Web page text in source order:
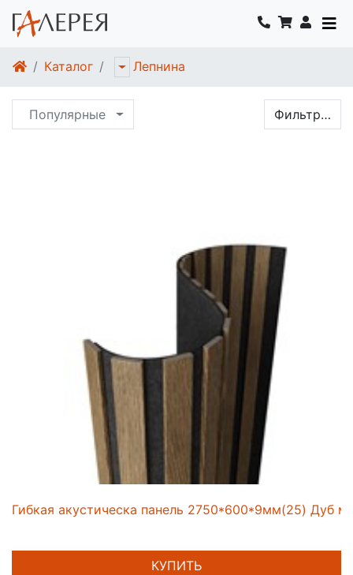
Каталог Лепнина
Популярные Фильтр…
Гибкая акустическа панель 2750*600*9мм(25) Дуб
КУПИТЬ